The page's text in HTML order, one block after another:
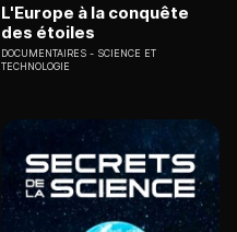
L'Europe à la conquête
des étoiles
DOCUMENTAIRES
SCIENCE ET
TECHNOLOGIE